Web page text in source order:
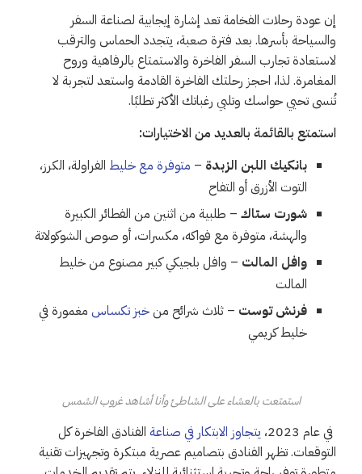
إن عودة رحلات الفخامة تعد إشارة إيجابية لصناعة السفر
والسياحة بأسرها. بعد فترة صعبة، يتجدد الحماس والترقب
لاستعادة تجارب السفر الفاخرة والاستمتاع بالرفاهية وروح
المغامرة. لذا، احجز رحلتك الفاخرة القادمة واستعد لتجربة لا
تُنسى تحيي حواسك وتلبي رغباتك الأكثر تطلبًا.
استمتع بالقائمة بالعديد من الاختيارات:
بانكيك اللبن الزبدة – متوفرة مع خليط الفراولة، الكرز،
التوت الأزرق أو التفاح
شورت ستاك – طلبية من اثنين من الفطائر الكبيرة
والهشة، متوفرة مع فواكه، مكسرات، أو صوص الشوكولاتة
وافل المالت – وافل بلجيكي كبير مصنوع من خليط
المالت
فرنش توست – ثلاث شرائح منخبز تكساس مغمورة في
خليط كريمي
استمتعت بالعشاء على الشاطئ وأنا أشاهد غروب الشمس
في عام 2023، يتجاوز الابتكار في صناعة الفنادق الفاخرة كل
التوقعات. تظهر الفنادق بتصاميم عصرية مبتكرة وتجهيزات تقنية